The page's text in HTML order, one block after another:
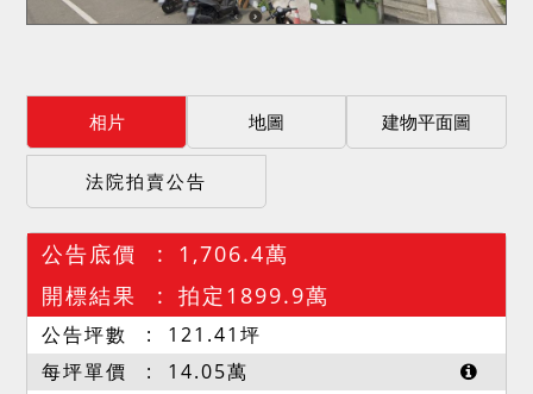
相片 地圖 建物平面圖
法院拍賣公告
公告底價
1,706.4萬
開標結果
拍定1899.9萬
公告坪數 121.41坪
每坪單價
14.05萬